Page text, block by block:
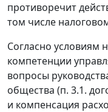
противоречит
том числе
Согласно условиям
компетенции
вопросы
общества (п. 3.1.
и компенсация